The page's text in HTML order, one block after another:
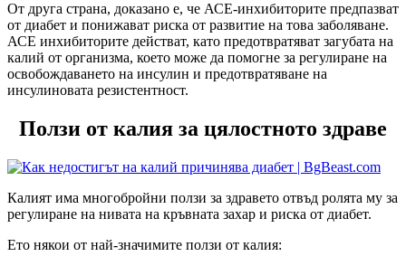
От друга страна, доказано е, че АСЕ-инхибиторите предпазват
от диабет и понижават риска от развитие на това заболяване.
АСЕ инхибиторите действат, като предотвратяват загубата на
кaлий от организма, което може да помогне за регулиране на
освобождаването на инсулин и предотвратяване на
инсулиновата резистентност.
Ползи от калия за цялостното здраве
Калият има многобройни ползи за здравето отвъд ролята му за
регулиране на нивата на кръвната захар и риска от диабет.
Ето някои от най-значимите ползи от калия: